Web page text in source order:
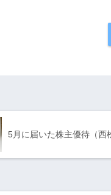
5月に届いた株主優待（西